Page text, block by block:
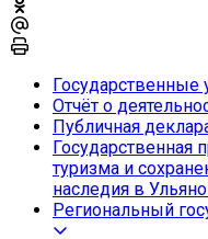
Государственные
Отчёт о
Публичная
Государственная
туризма и
наследия в
Региональный